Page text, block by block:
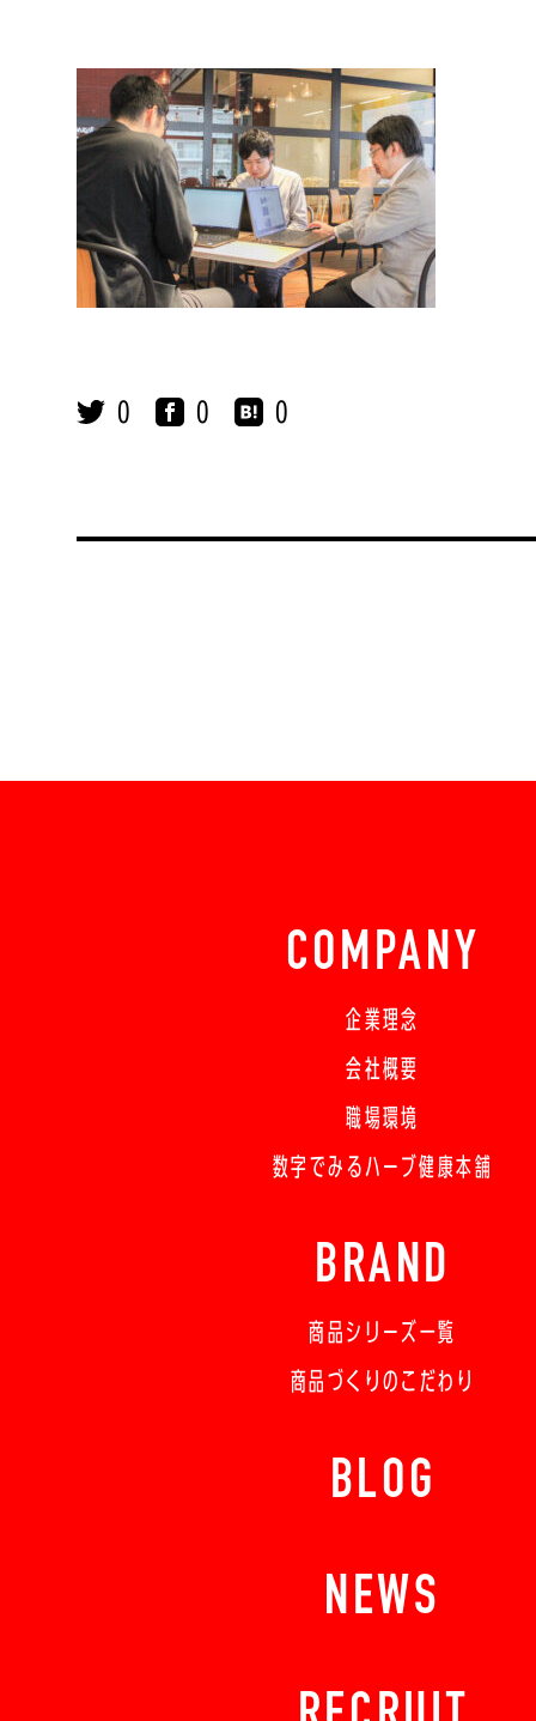
0 0 0
COMPANY
企業理念
会社概要
職場環境
数字でみるハーブ健康本舗
BRAND
商品シリーズ一覧
商品づくりのこだわり
BLOG
NEWS